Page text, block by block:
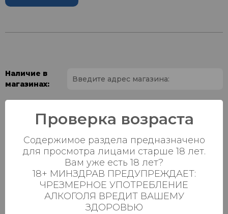
Наличие в
магазинах:
Ваш город:
Батыршина 20Б
23:00
0 шт.
Магистральная 22д
Пн-Вс с 08:00 до
23:00
Осиновская 2В,
Пестрецы
Пн-Вс с 09:00 до
23:00
0 шт.
Проверка возраста
Содержимое раздела предназначено
для просмотра лицами старше 18 лет.
Вам уже есть 18 лет?
18+ МИНЗДРАВ ПРЕДУПРЕЖДАЕТ:
ЧРЕЗМЕРНОЕ УПОТРЕБЛЕНИЕ
АЛКОГОЛЯ ВРЕДИТ ВАШЕМУ
ЗДОРОВЬЮ